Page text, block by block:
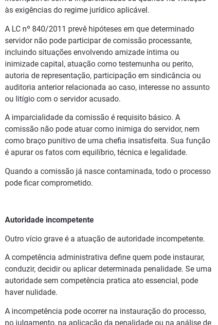
às exigências do regime jurídico aplicável.
A LC nº 840/2011 prevê hipóteses em que determinado
servidor não pode participar de comissão processante,
incluindo situações envolvendo amizade íntima ou
inimizade capital, atuação como testemunha ou perito,
autoria de representação, participação em sindicância ou
auditoria anterior relacionada ao caso, interesse no assunto
ou litígio com o servidor acusado.
A imparcialidade da comissão é requisito básico. A
comissão não pode atuar como inimiga do servidor, nem
como braço punitivo de uma chefia insatisfeita. Sua função
é apurar os fatos com equilíbrio, técnica e legalidade.
Quando a comissão já nasce contaminada, todo o processo
pode ficar comprometido.
Autoridade incompetente
Outro vício grave é a atuação de autoridade incompetente.
A competência administrativa define quem pode instaurar,
conduzir, decidir ou aplicar determinada penalidade. Se uma
autoridade sem competência pratica ato essencial, pode
haver nulidade.
A incompetência pode ocorrer na instauração do processo,
no julgamento, na aplicação da penalidade ou na análise de